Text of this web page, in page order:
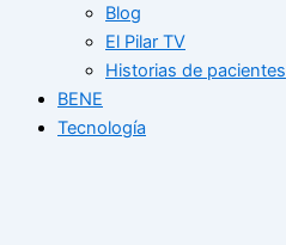
Blog
El Pilar TV
Historias de pacientes
BENE
Tecnología